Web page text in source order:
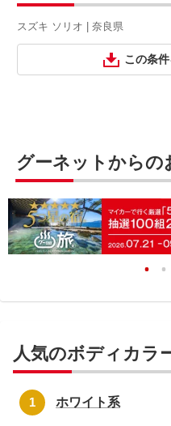
スズキ ソリオ | 奈良県
この条
グーネットからの
人気のボディカラ
ホワイト系